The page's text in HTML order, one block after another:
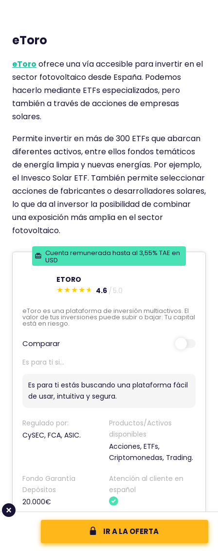
IR A LA OFERTA
eToro
eToro ofrece una vía accesible para invertir en el
sector fotovoltaico desde España. Podemos
hacerlo mediante ETFs especializados, pero
también a través de acciones de empresas
solares.
Permite invertir en más de 300 ETFs que abarcan
diferentes activos, entre ellos fondos temáticos
de energía limpia y nuevas energías. Por ejemplo,
el Invesco Solar ETF. También permite seleccionar
acciones de fabricantes o desarrolladores solares,
lo que da al inversor la posibilidad de combinar
una exposición más amplia en el sector
fotovoltaico.
Cuenta remunerada hasta al 3,55% TAE en
USD
ETORO
E
s
t
c
o
e
n
a
r
t
n
u
4.6 5.0
eToro es una plataforma de inversión multiactivos. El
valor de tus inversiones puede subir o bajar. Tu capital
está en riesgo.
Comparar
Es para ti si...
Es para ti estás buscando una plataforma fácil
de usar, intuitiva y segura.
Regulado por:
CySEC, FCA, ASIC.
Productos/Activos
disponibles
Acciones, ETFs,
Criptomonedas, Trading.
Fondo Garantía
Depósitos
20.000€
Atención al cliente en
español
Valoraciones
Expertos 4.1 Usuarios